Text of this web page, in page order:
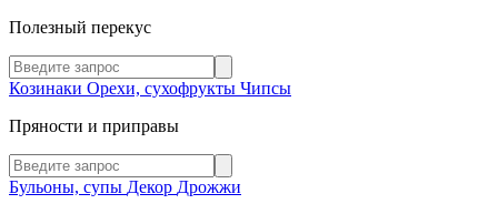
Полезный перекус
Козинаки Орехи, сухофрукты Чипсы
Пряности и приправы
Бульоны, супы Декор Дрожжи